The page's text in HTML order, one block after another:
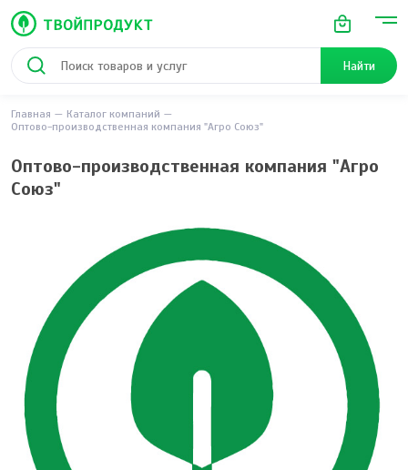
Найти
Главная
Каталог компаний
Оптово-производственная компания "Агро Союз"
Оптово-производственная компания "Агро
Союз"